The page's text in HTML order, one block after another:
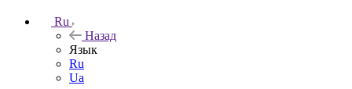
Ru
Назад
Язык
Ru
Ua